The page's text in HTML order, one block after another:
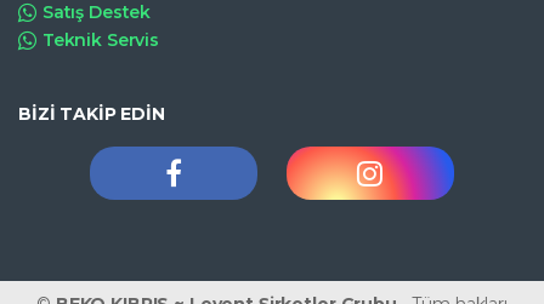
Satış Destek
Teknik Servis
BİZİ TAKİP EDİN